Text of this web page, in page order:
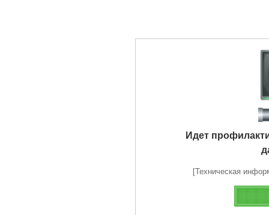
Идет
[Техническая